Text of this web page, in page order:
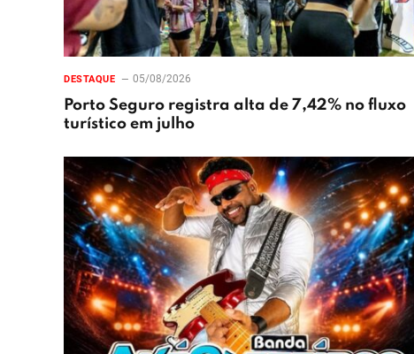
DESTAQUE 05/08/2026
Porto Seguro registra alta de 7,42% no fluxo
turístico em julho